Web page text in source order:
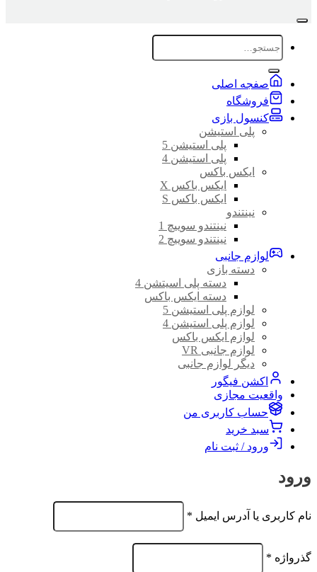
جستجو
برای:
صفجه اصلی
فروشگاه
کنسول بازی
پلی استیشن
پلی استیشن 5
پلی استیشن 4
ایکس باکس
ایکس باکس X
ایکس باکس S
نینتندو
نینتندو سوییچ 1
نینتندو سوییچ 2
لوازم جانبی
دسته بازی
دسته پلی اسیتشن 4
دسته ایکس باکس
لوازم پلی استیشن 5
لوازم پلی استیشن 4
لوازم ایکس باکس
لوازم جانبی VR
دیگر لوازم جانبی
اکشن فیگور
واقعیت مجازی
حساب کاربری من
سبد خرید
ورود / ثبت نام
ورود
نام کاربری یا آدرس ایمیل *
الزامی
گذرواژه *
الزامی